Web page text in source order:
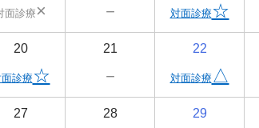
面診療× － 対面診療☆
20
診療☆
21
－
22
対面診療△
27 28 29